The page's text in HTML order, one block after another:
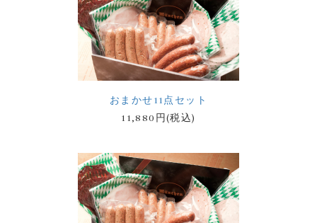
おまかせ11点セット
11,880円(税込)